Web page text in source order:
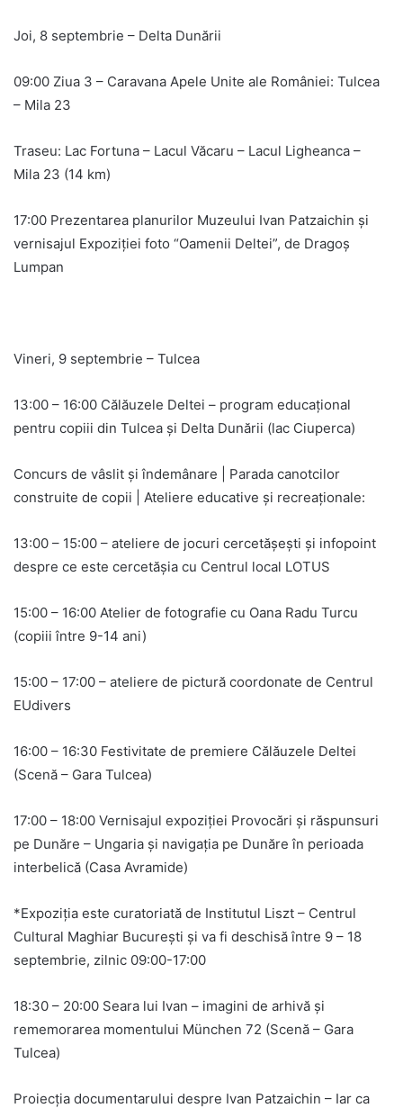
Joi, 8 septembrie – Delta Dunării
09:00 Ziua 3 – Caravana Apele Unite ale României: Tulcea
– Mila 23
Traseu: Lac Fortuna – Lacul Văcaru – Lacul Ligheanca –
Mila 23 (14 km)
17:00 Prezentarea planurilor Muzeului Ivan Patzaichin și
vernisajul Expoziției foto “Oamenii Deltei”, de Dragoș
Lumpan
Vineri, 9 septembrie – Tulcea
13:00 – 16:00 Călăuzele Deltei – program educațional
pentru copiii din Tulcea și Delta Dunării (lac Ciuperca)
Concurs de vâslit și îndemânare | Parada canotcilor
construite de copii | Ateliere educative și recreaționale:
13:00 – 15:00 – ateliere de jocuri cercetășești și infopoint
despre ce este cercetășia cu Centrul local LOTUS
15:00 – 16:00 Atelier de fotografie cu Oana Radu Turcu
(copiii între 9-14 ani)
15:00 – 17:00 – ateliere de pictură coordonate de Centrul
EUdivers
16:00 – 16:30 Festivitate de premiere Călăuzele Deltei
(Scenă – Gara Tulcea)
17:00 – 18:00 Vernisajul expoziției Provocări și răspunsuri
pe Dunăre – Ungaria și navigația pe Dunăre în perioada
interbelică (Casa Avramide)
*Expoziția este curatoriată de Institutul Liszt – Centrul
Cultural Maghiar București și va fi deschisă între 9 – 18
septembrie, zilnic 09:00-17:00
18:30 – 20:00 Seara lui Ivan – imagini de arhivă și
rememorarea momentului München 72 (Scenă – Gara
Tulcea)
Proiecția documentarului despre Ivan Patzaichin – Iar ca